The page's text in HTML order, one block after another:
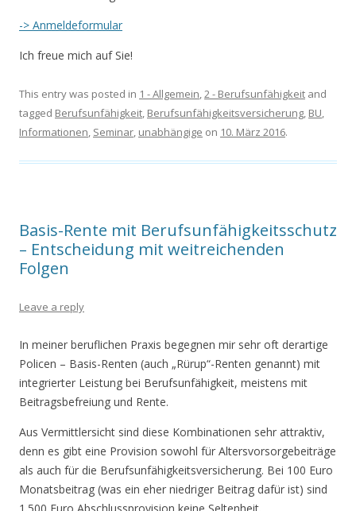
-> Anmeldeformular
Ich freue mich auf Sie!
This entry was posted in 1 - Allgemein,2 - Berufsunfähigkeit and
tagged Berufsunfähigkeit, Berufsunfähigkeitsversicherung, BU,
Informationen, Seminar, unabhängige on 10. März 2016.
Basis-Rente mit Berufsunfähigkeitsschutz
– Entscheidung mit weitreichenden
Folgen
Leave a reply
In meiner beruflichen Praxis begegnen mir sehr oft derartige
Policen – Basis-Renten (auch „Rürup“-Renten genannt) mit
integrierter Leistung bei Berufsunfähigkeit, meistens mit
Beitragsbefreiung und Rente.
Aus Vermittlersicht sind diese Kombinationen sehr attraktiv,
denn es gibt eine Provision sowohl für Altersvorsorgebeiträge
als auch für die Berufsunfähigkeitsversicherung. Bei 100 Euro
Monatsbeitrag (was ein eher niedriger Beitrag dafür ist) sind